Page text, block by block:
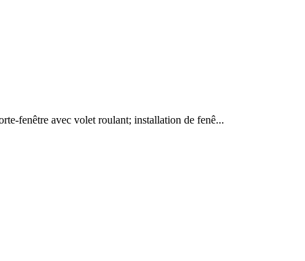
fenêtre avec volet roulant; installation de fenê...